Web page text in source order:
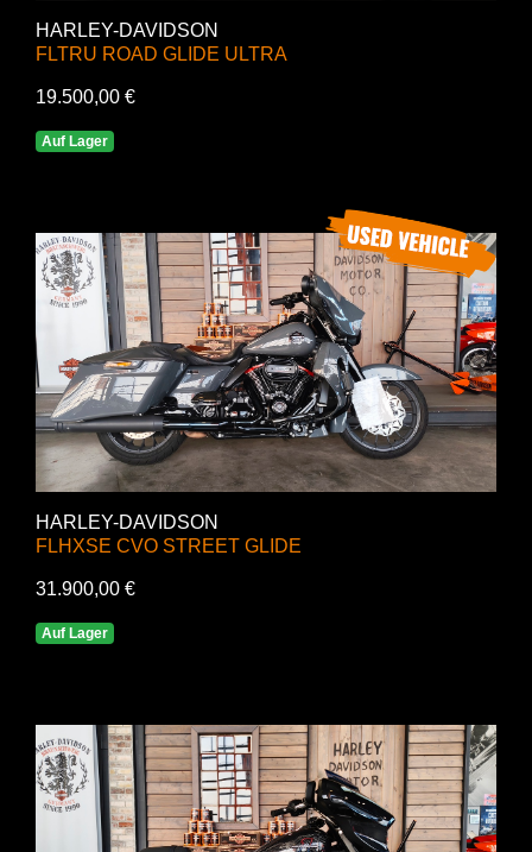
HARLEY-DAVIDSON
FLTRU ROAD GLIDE ULTRA
19.500,00 €
Auf Lager
HARLEY-DAVIDSON
FLHXSE CVO STREET GLIDE
31.900,00 €
Auf Lager